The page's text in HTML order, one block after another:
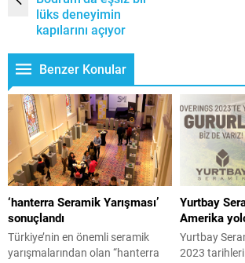
lüks deneyimin
kapılarını açıyor
Benzer Konular
‘hanterra Seramik Yarışması’
sonuçlandı
Türkiye’nin en önemli seramik
yarışmalarından olan “hanterra
Yurtbay
Amerika
Yurtbay
2023